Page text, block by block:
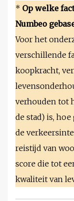
* Op welke
Numbeo
Voor het
verschillende
koopkracht,
verhouden tot
de stad) is,
de
reistijd van
score die tot
kwaliteit van